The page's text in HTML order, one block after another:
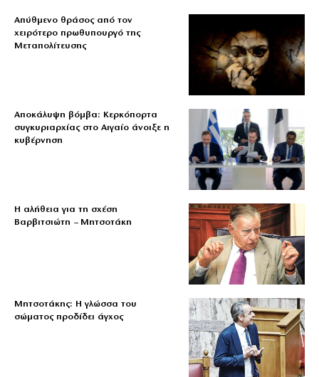
Απύθμενο θράσος από τον
χειρότερο πρωθυπουργό της
Μεταπολίτευσης
Αποκάλυψη βόμβα: Κερκόπορτα
συγκυριαρχίας στο Αιγαίο άνοιξε η
κυβέρνηση
Η αλήθεια για τη σχέση
Βαρβιτσιώτη – Μητσοτάκη
Μητσοτάκης: Η γλώσσα του
σώματος προδίδει άγχος